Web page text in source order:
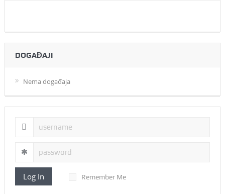
DOGAĐAJI
Nema događaja
Log In Remember Me